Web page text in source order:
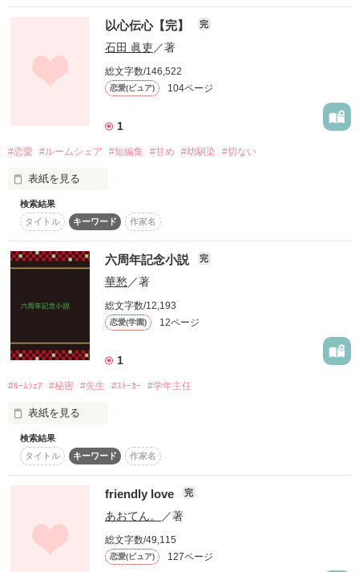
※文章の微調整を行っています。
作品を読む
感想ノートへの書き込み
ありがとうございました
作品を読む
「もしかして感じちゃった？」
安達リョウ（22）
‐ Ryo Adachi ‐
☆｡･:ﾟ.☆☆｡･:ﾟ.☆
そして、
花本千早（19）
‐ Chihaya Hanamoto ‐
☆｡･:ﾟ.☆☆｡･:ﾟ.☆
☆｡･:ﾟ.☆
＊
＊
「初恋だって言ったら笑うか？」
―色んな出会い
17才の夏…
あなたと出会って
人を愛せた時
人は優しくなれる
ひまわりハウス
そこは愛を求めて
さ迷うあなたの為に…
°〇°〇°〇°〇°〇°〇
部屋の鍵を開けると、
なぜだか双子の幼なじみがそこにいてーー。
なんと、ひとり暮らしのはずが
幼なじみとルームシェアをすることにっ…!?
「どうして、２人がここに…!?」
小倉 苺花
「苺花は俺だけのものなんだから、
凪翔なんかに渡したくない」
苺花のことを一途に想う、王子系幼なじみ
涼原 陽翔
(Hinato Suzuhara)
以心伝心【完】 完
石田 眞吏／著
総文字数/146,522
恋愛(ピュア) 104ページ
1
#恋愛 #ルームシェア #短編集 #甘め #幼馴染 #切ない
表紙を見る
はじめは喧嘩ばかりだった。
でも、今では
何も言わなくてもわかる。
検索結果
タイトル
キーワード 作家名
六周年記念小説 完
華愁 ／著
総文字数/12,193
恋愛(学園) 12ページ
1
#ﾙｰﾑｼｪｱ #秘密 #先生 #ｽﾄｰｶｰ #学年主任
表紙を見る
六周年を迎える華愁です。
それもひとえに、
読んで下さる皆様、
ﾌｧﾝ登録して下さる皆様のおかげです。
なるべく早く
完結できるように
精進していきますので
検索結果
タイトル
キーワード 作家名
friendly love 完
あおてん。 ／著
総文字数/49,115
恋愛(ピュア) 127ページ